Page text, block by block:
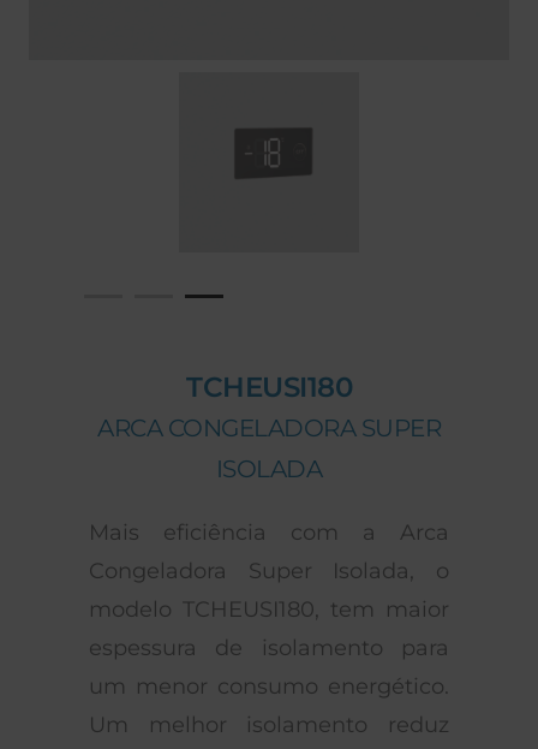
TCHEUSI180
ARCA CONGELADORA SUPER
ISOLADA
Mais eficiência com a Arca
Congeladora Super Isolada, o
modelo TCHEUSI180, tem maior
espessura de isolamento para
um menor consumo energético.
Um melhor isolamento reduz